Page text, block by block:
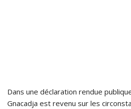
Dans une déclaration rendue
Gnacadja est revenu sur les